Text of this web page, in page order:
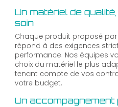
Un matériel de
soin
Chaque produit proposé par
répond à des exigences
performance. Nos équipes
choix du matériel le plus
tenant compte de vos
votre budget.
Un